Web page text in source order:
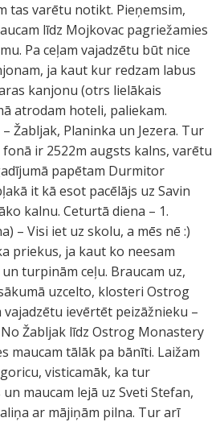
tas varētu notikt. Pieņemsim,
līdz Mojkovac pagriežamies
Pa ceļam vajadzētu būt nice
ja kaut kur redzam labus
kanjonu (otrs lielākais
atrodam hoteli, paliekam.
Žabljak, Planinka un Jezera. Tur
ir 2522m augsts kalns, varētu
papētam Durmitor
it kā esot pacēlājs uz Savin
kalnu. Ceturtā diena – 1.
– Visi iet uz skolu, a mēs nē :)
priekus, ja kaut ko neesam
turpinām ceļu. Braucam uz,
uzcelto, klosteri Ostrog
ievērtēt peizāžnieku –
No Žabljak līdz Ostrog Monastery
maucam tālāk pa bānīti. Laižam
visticamāk, ka tur
maucam lejā uz Sveti Stefan,
ar mājiņām pilna. Tur arī